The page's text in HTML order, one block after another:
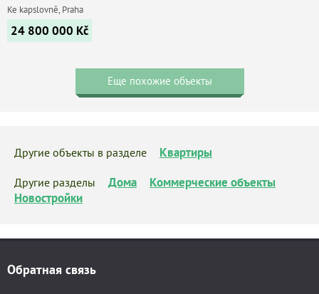
Ke kapslovně, Praha
24 800 000 Kč
Еще похожие объекты
Другие объекты в разделе Квартиры
Другие разделы Дома
Коммерческие объекты
Новостройки
Обратная связь